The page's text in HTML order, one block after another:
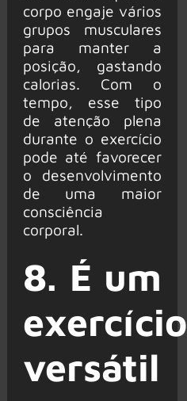
corpo engaje vários
grupos musculares
para manter a
posição, gastando
calorias. Com o
tempo, esse tipo
de atenção plena
durante o exercício
pode até favorecer
o desenvolvimento
de uma maior
consciência
corporal.
8. É um
exercício
versátil